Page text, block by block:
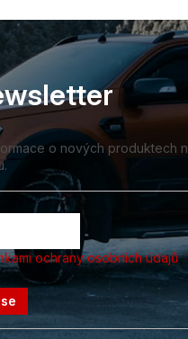
o nových produktech
ochrany osobních údajů